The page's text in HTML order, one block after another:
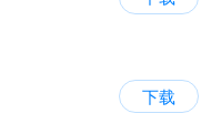
下载